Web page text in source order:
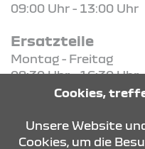
09:00 Uhr - 13:00 Uhr
Ersatzteile
Montag - Freitag
08:30 Uhr - 16:30 Uhr
KONTAKT &
Cookies,
Unsere Website
Cookies, um die